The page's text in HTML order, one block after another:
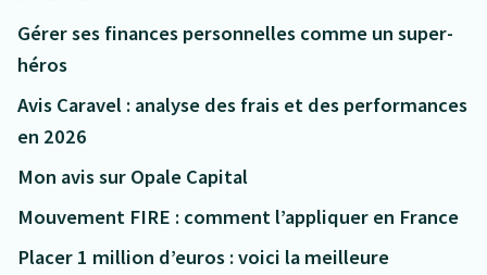
Gérer ses finances personnelles comme un super-
héros
Avis Caravel : analyse des frais et des performances
en 2026
Mon avis sur Opale Capital
Mouvement FIRE : comment l’appliquer en France
Placer 1 million d’euros : voici la meilleure